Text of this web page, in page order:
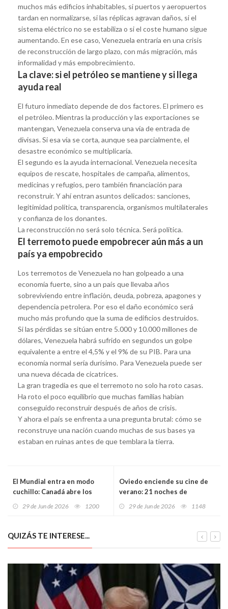
muchos más edificios inhabitables, si puertos y aeropuertos
tardan en normalizarse, si las réplicas agravan daños, si el
sistema eléctrico no se estabiliza o si el coste humano sigue
aumentando. En ese caso, Venezuela entraría en una crisis
de reconstrucción de largo plazo, con más migración, más
informalidad y más empobrecimiento.
La clave: si el petróleo se mantiene y si llega
ayuda real
El futuro inmediato depende de dos factores. El primero es
el petróleo. Mientras la producción y las exportaciones se
mantengan, Venezuela conserva una vía de entrada de
divisas. Si esa vía se corta, aunque sea parcialmente, el
desastre económico se multiplicaría.
El segundo es la ayuda internacional. Venezuela necesita
equipos de rescate, hospitales de campaña, alimentos,
medicinas y refugios, pero también financiación para
reconstruir. Y ahí entran asuntos delicados: sanciones,
legitimidad política, transparencia, organismos multilaterales
y confianza de los donantes.
La reconstrucción no será solo técnica. Será política.
El terremoto puede empobrecer aún más a un
país ya empobrecido
Los terremotos de Venezuela no han golpeado a una
economía fuerte, sino a un país que llevaba años
sobreviviendo entre inflación, deuda, pobreza, apagones y
dependencia petrolera. Por eso el daño económico será
mucho más profundo que la suma de edificios destruidos.
Si las pérdidas se sitúan entre 5.000 y 10.000 millones de
dólares, Venezuela habrá sufrido en segundos un golpe
equivalente a entre el 4,5% y el 9% de su PIB. Para una
economía normal sería durísimo. Para Venezuela puede ser
una nueva década de cicatrices.
La gran tragedia es que el terremoto no solo ha roto casas.
Ha roto el poco equilibrio que muchas familias habían
conseguido reconstruir después de años de crisis.
Y ahora el país se enfrenta a una pregunta brutal: cómo se
reconstruye una nación cuando muchas de sus bases ya
estaban en ruinas antes de que temblara la tierra.
El Mundial entra en modo
cuchillo: Canadá abre los
29 de Jun de 2026 1200
Oviedo enciende su cine de
verano: 21 noches de
29 de Jun de 2026 1148
QUIZÁS TE INTERESE...